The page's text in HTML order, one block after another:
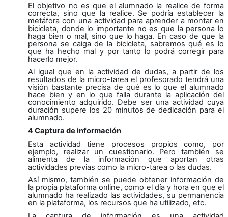
El objetivo no es que el alumnado la realice de forma
correcta, sino que la realice. Se podría establecer la
metáfora con una actividad para aprender a montar en
bicicleta, donde lo importante no es que la persona lo
haga bien o mal, sino que lo haga. En caso de que la
persona se caiga de la bicicleta, sabremos qué es lo
que ha hecho mal y por tanto lo podrá corregir para
hacerlo mejor.
Al igual que en la actividad de dudas, a partir de los
resultados de la micro-tarea el profesorado tendrá una
visión bastante precisa de qué es lo que el alumnado
hace bien y en lo que falla durante la aplicación del
conocimiento adquirido. Debe ser una actividad cuya
duración supere los 20 minutos de dedicación para el
alumnado.
4 Captura de información
Esta actividad tiene procesos propios como, por
ejemplo, realizar un cuestionario. Pero también se
alimenta de la información que aportan otras
actividades previas como la micro-tarea o las dudas.
Así mismo, también se puede obtener información de
la propia plataforma online, como el día y hora en que el
alumnado ha realizado las actividades, su permanencia
en la plataforma, los recursos que ha utilizado, etc.